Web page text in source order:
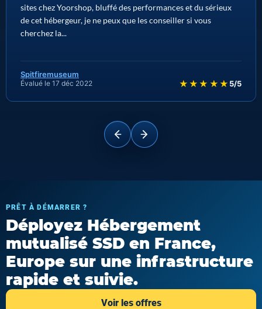
sites chez Yoorshop, bluffé des performances et du sérieux
de cet hébergeur, je ne peux que les conseiller si vous
cherchez la...
Spitfiremuseum
Évalué le 17 déc 2022 ★★★★★ 5/5
PRÊT À DÉMARRER ?
Déployez Hébergement
mutualisé SSD en France,
Europe sur une infrastructure
rapide et suivie.
Voir les offres